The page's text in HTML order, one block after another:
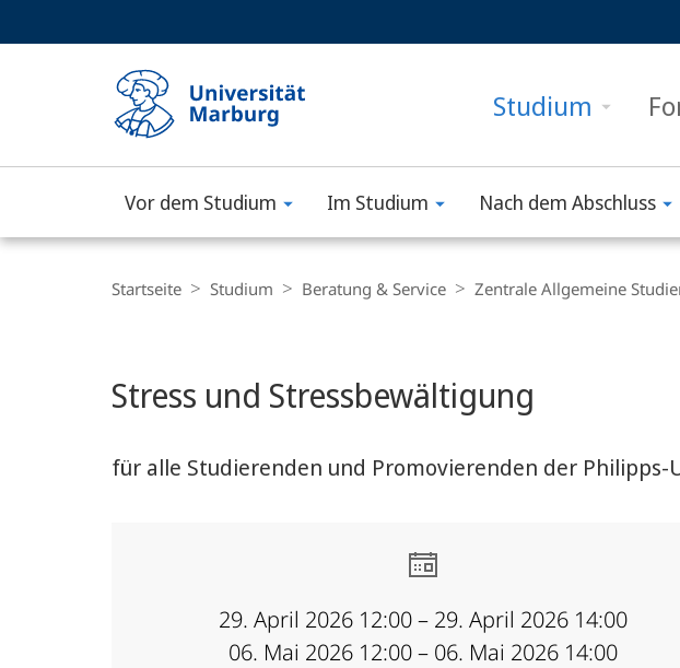
Studium
Philipps-
Universität
Marburg
Vor dem Studium Im Studium Nach dem Abschluss
Navigation
Startseite Studium Beratung & Service Zentrale Allgemeine
Stress und Stressbewältigung
für alle Studierenden und Promovierenden der
29. April 2026 12:00 – 29. April 2026 14:00
06. Mai 2026 12:00 – 06. Mai 2026 14:00